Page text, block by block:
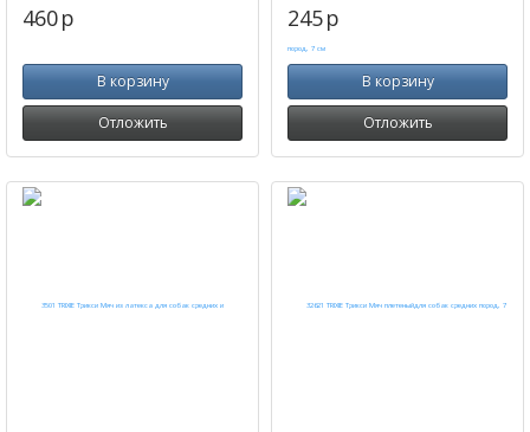
460p
В корзину
Отложить
245p
В корзину
Отложить